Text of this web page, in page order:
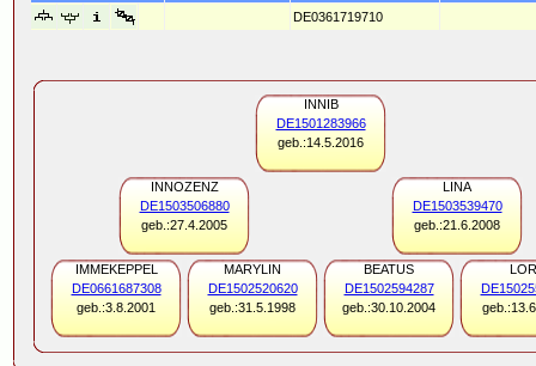
DE0361719710
INNIB
DE1501283966
geb.:14.5.2016
INNOZENZ
DE1503506880
geb.:27.4.2005
LINA
DE1503539470
geb.:21.6.2008
IMMEKEPPEL
DE0661687308
geb.:3.8.2001
MARYLIN
DE1502520620
geb.:31.5.1998
BEATUS
DE1502594287
geb.:30.10.2004